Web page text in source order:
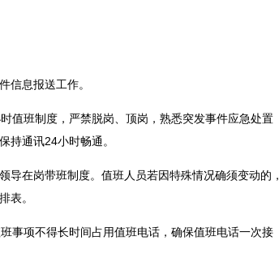
信息报送工作。
值班制度，严禁脱岗、顶岗，熟悉突发事件应急处置
持通讯24小时畅通。
导在岗带班制度。值班人员若因特殊情况确须变动的，
表。
事项不得长时间占用值班电话，确保值班电话一次接